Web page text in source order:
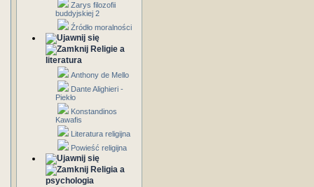
Zarys filozofii
buddyjskiej 2
Źródło moralności
Religie a
literatura
Anthony de Mello
Dante Alighieri -
Piekło
Konstandinos
Kawafis
Literatura religijna
Powieść religijna
Religia a
psychologia